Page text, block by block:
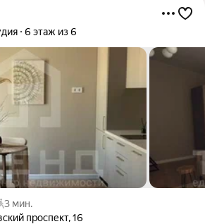
6 этаж из 6
3 мин.
проспект,16